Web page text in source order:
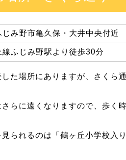
じみ野市亀久保・大井中央付近
線ふじみ野駅より徒歩30分
た場所にありますが、さくら
らに遠くなりますので、歩く
られるのは「鶴ヶ丘小学校入